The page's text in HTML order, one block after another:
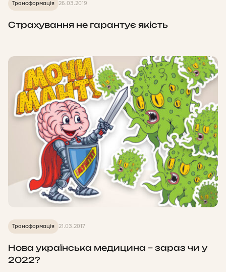
Трансформація 26.03.2019
Страхування не гарантує якість
Трансформація 21.03.2017
Нова українська медицина – зараз чи у
2022?